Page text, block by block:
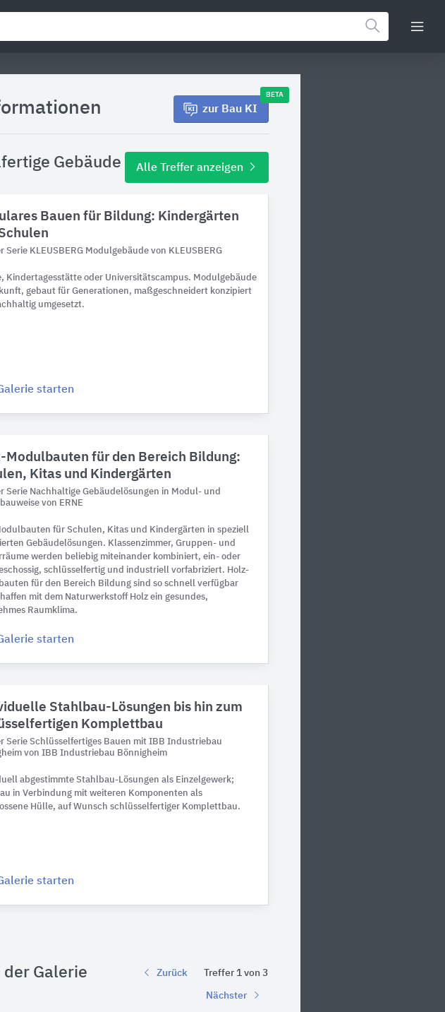
zur Bau KI
BETA
Gebäude Alle Treffer anzeigen
Bauen für Bildung: Kindergärten
Serie KLEUSBERG Modulgebäude von KLEUSBERG
Kindertagesstätte oder Universitätscampus. Modulgebäude
gebaut für Generationen, maßgeschneidert konzipiert
umgesetzt.
starten
Modulbauten für den Bereich Bildung:
Kitas und Kindergärten
Serie Nachhaltige Gebäudelösungen in Modul- und
von ERNE
für Schulen, Kitas und Kindergärten in speziell
Gebäudelösungen. Klassenzimmer, Gruppen- und
werden beliebig miteinander kombiniert, ein- oder
schlüsselfertig und industriell vorfabriziert. Holz-
für den Bereich Bildung sind so schnell verfügbar
mit dem Naturwerkstoff Holz ein gesundes,
Raumklima.
starten
Stahlbau-Lösungen bis hin zum
Komplettbau
Serie Schlüsselfertiges Bauen mit IBB Industriebau
von IBB Industriebau Bönnigheim
abgestimmte Stahlbau-Lösungen als Einzelgewerk;
in Verbindung mit weiteren Komponenten als
Hülle, auf Wunsch schlüsselfertiger Komplettbau.
starten
der Galerie Zurück Treffer 1 von 3
Nächster